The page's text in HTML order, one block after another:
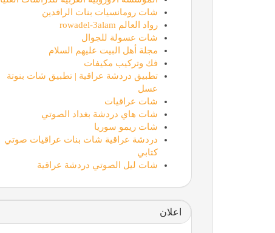
شات رومانسيات بنات الرافدين
رواد العالم rowadel-3alam
شات عسولة للجوال
مجلة أهل البيت عليهم السلام
فك وتركيب مكيفات
تطبيق دردشة عراقية | تطبيق شات بنوتة
عسل
شات عراقيات
شات هاي دردشة بغداد الصوتي
شات ريمو سوريا
دردشة عراقية شات بنات عراقيات صوتي
كتابي
شات ليل الصوتي دردشة عراقية
اعلان